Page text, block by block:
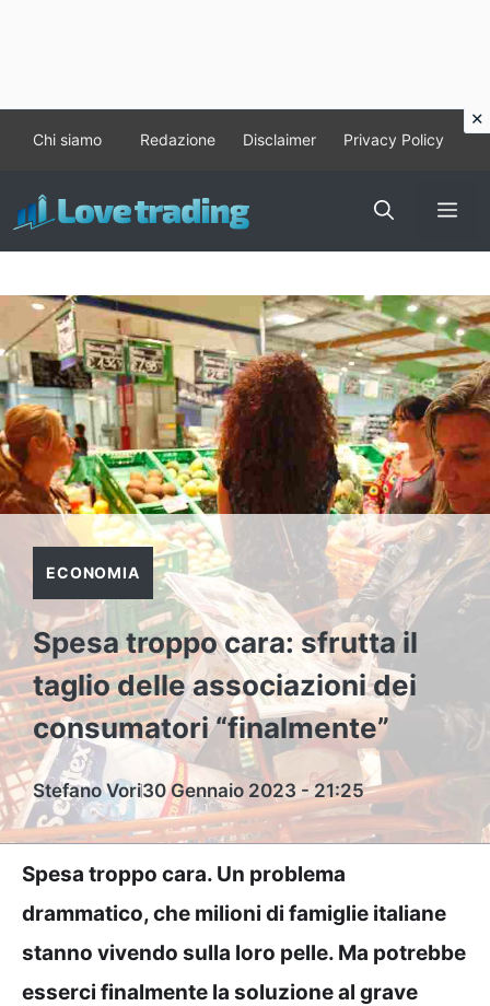
contenuto
Chi siamo Redazione Disclaimer Privacy Policy
ECONOMIA
Spesa troppo cara: sfrutta il
taglio delle associazioni dei
consumatori “finalmente”
Stefano Vori30 Gennaio 2023 - 21:25
Spesa troppo cara. Un problema
drammatico, che milioni di famiglie italiane
stanno vivendo sulla loro pelle. Ma potrebbe
esserci finalmente la soluzione al grave